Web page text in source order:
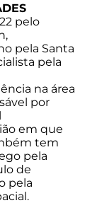
pelo
pela Santa
pela
na área
por
em que
tem
pela
de
pela